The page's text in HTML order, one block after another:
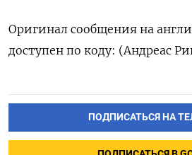
Оригинал сообщения на
доступен по коду: (Андреас
ПОДПИСАТЬСЯ НА